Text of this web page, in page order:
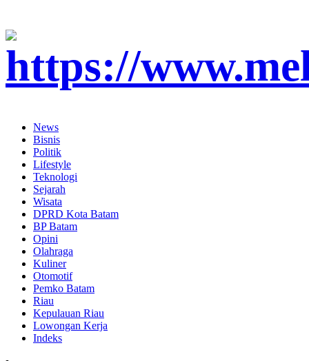
News
Bisnis
Politik
Lifestyle
Teknologi
Sejarah
Wisata
DPRD Kota Batam
BP Batam
Opini
Olahraga
Kuliner
Otomotif
Pemko Batam
Riau
Kepulauan Riau
Lowongan Kerja
Indeks